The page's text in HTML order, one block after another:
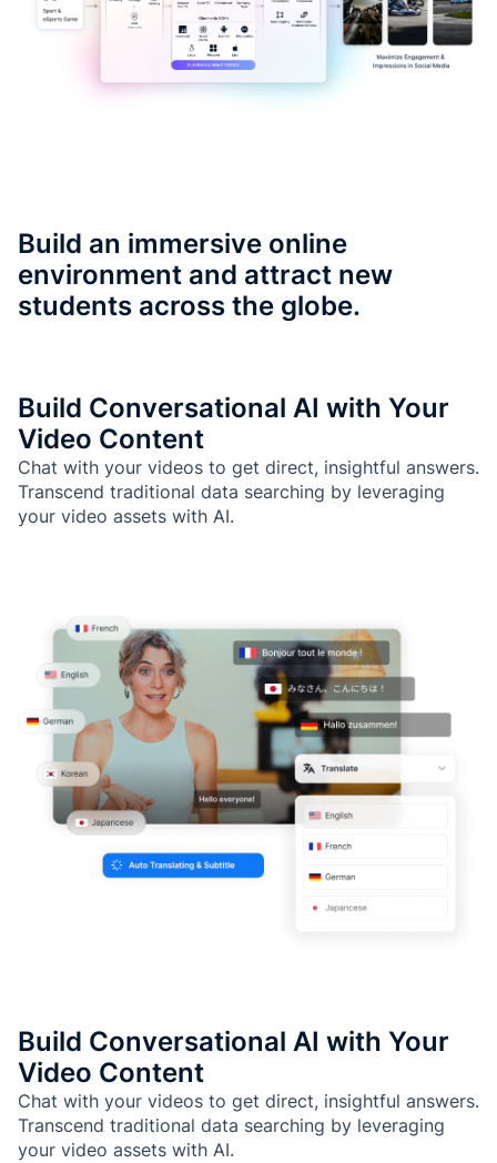
Build an immersive online
environment and attract new
students across the globe.
Build Conversational AI with Your
Video Content
Chat with your videos to get direct, insightful answers.
Transcend traditional data searching by leveraging
your video assets with AI.
Build Conversational AI with Your
Video Content
Chat with your videos to get direct, insightful answers.
Transcend traditional data searching by leveraging
your video assets with AI.